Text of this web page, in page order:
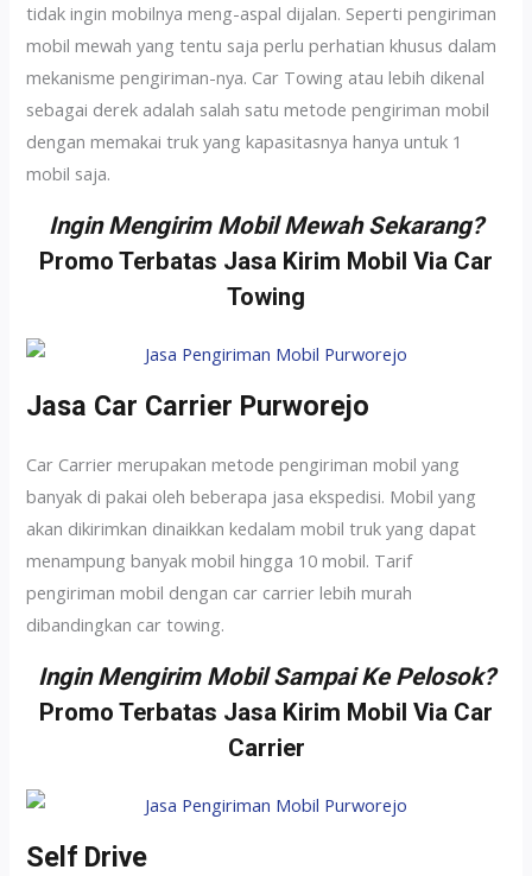
tidak ingin mobilnya meng-aspal dijalan. Seperti pengiriman
mobil mewah yang tentu saja perlu perhatian khusus dalam
mekanisme pengiriman-nya. Car Towing atau lebih dikenal
sebagai derek adalah salah satu metode pengiriman mobil
dengan memakai truk yang kapasitasnya hanya untuk 1
mobil saja.
Ingin Mengirim Mobil Mewah Sekarang?
Promo Terbatas Jasa Kirim Mobil Via Car
Towing
Jasa Car Carrier Purworejo
Car Carrier merupakan metode pengiriman mobil yang
banyak di pakai oleh beberapa jasa ekspedisi. Mobil yang
akan dikirimkan dinaikkan kedalam mobil truk yang dapat
menampung banyak mobil hingga 10 mobil. Tarif
pengiriman mobil dengan car carrier lebih murah
dibandingkan car towing.
Ingin Mengirim Mobil Sampai Ke Pelosok?
Promo Terbatas Jasa Kirim Mobil Via Car
Carrier
Self Drive